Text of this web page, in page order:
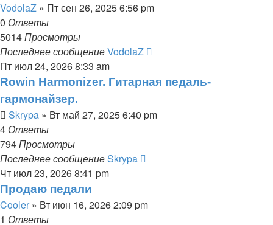
VodolaZ » Пт сен 26, 2025 6:56 pm
0 Ответы
5014Просмотры
Последнее сообщениеVodolaZ
Пт июл 24, 2026 8:33 am
Rowin Harmonizer. Гитарная педаль-
гармонайзер.
Skrypa » Вт май 27, 2025 6:40 pm
4 Ответы
794Просмотры
Последнее сообщениеSkrypa
Чт июл 23, 2026 8:41 pm
Продаю педали
Cooler » Вт июн 16, 2026 2:09 pm
1 Ответы